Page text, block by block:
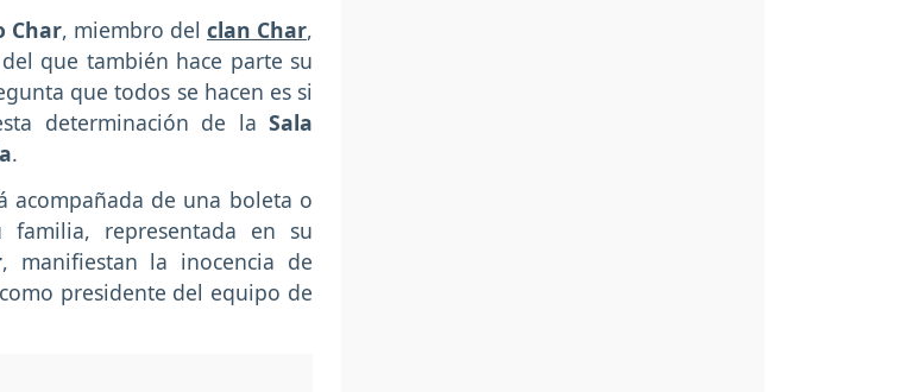
Char, miembro del clan Char,
que también hace parte su
que todos se hacen es si
determinación de la Sala
.
acompañada de una boleta o
representada en su
, manifiestan la inocencia de
presidente del equipo de